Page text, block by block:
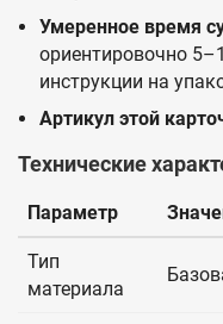
Умеренное время
ориентировочно
инструкции на
Артикул этой
Технические
Параметр
Тип
материала